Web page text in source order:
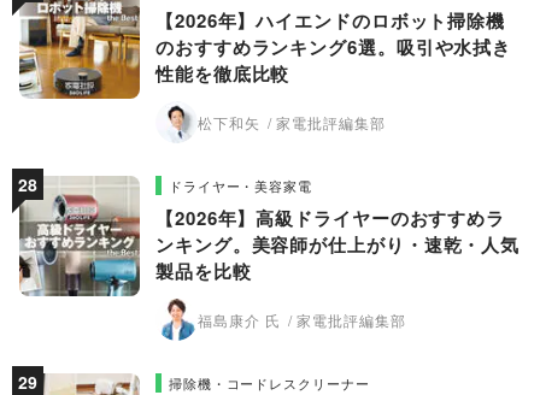
【2026年】ハイエンドのロボット掃除機
のおすすめランキング6選。吸引や水拭き
性能を徹底比較
松下和矢 家電批評編集部
ドライヤー・美容家電
【2026年】高級ドライヤーのおすすめラ
ンキング。美容師が仕上がり・速乾・人気
製品を比較
福島康介 氏 家電批評編集部
掃除機・コードレスクリーナー